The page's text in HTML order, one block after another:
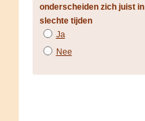
onderscheiden zich juist in
slechte tijden
Ja
Nee